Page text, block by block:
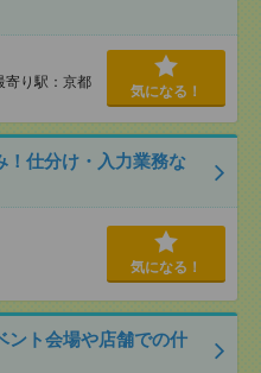
寄り駅：京都
気になる！
！仕分け・入力業務な
気になる！
ント会場や店舗での什